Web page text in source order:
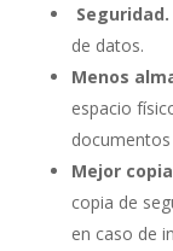
Seguridad.
de datos.
Menos
espacio
Mejor
copia de
en caso de